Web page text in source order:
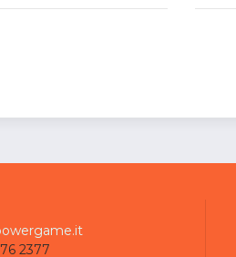
2377